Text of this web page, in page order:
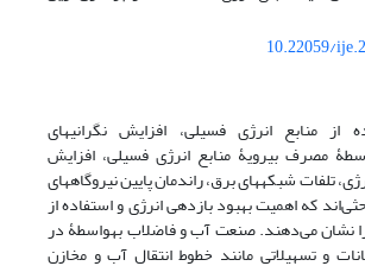
10.22059/
از منابع انرژی فسیلی، افزایش نگرانی‏های
مصرف بی‏رویۀ منابع انرژی فسیلی، افزایش
تلفات شبکه‏های برق، راندمان پایین نیروگاه‏های
که اهمیت بهبود بازدهی انرژی و استفاده از
نشان می‌دهند. صنعت آب و فاضلاب به‏واسطۀ در
و تسهیلاتی مانند خطوط انتقال آب و مخازن